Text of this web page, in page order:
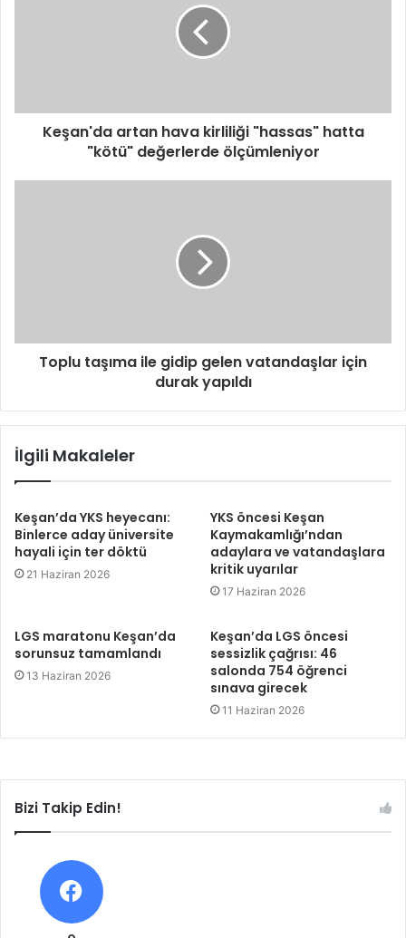
Keşan'da artan hava kirliliği "hassas" hatta
"kötü" değerlerde ölçümleniyor
Toplu taşıma ile gidip gelen vatandaşlar için
durak yapıldı
İlgili Makaleler
Keşan’da YKS heyecanı:
Binlerce aday üniversite
hayali için ter döktü
21 Haziran 2026
YKS öncesi Keşan
Kaymakamlığı’ndan
adaylara ve vatandaşlara
kritik uyarılar
17 Haziran 2026
LGS maratonu Keşan’da
sorunsuz tamamlandı
13 Haziran 2026
Keşan’da LGS öncesi
sessizlik çağrısı: 46
salonda 754 öğrenci
sınava girecek
11 Haziran 2026
Bizi Takip Edin!